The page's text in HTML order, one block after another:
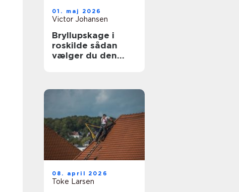
01. maj 2026
Victor Johansen
Bryllupskage i
roskilde sådan
vælger du den
08. april 2026
Toke Larsen